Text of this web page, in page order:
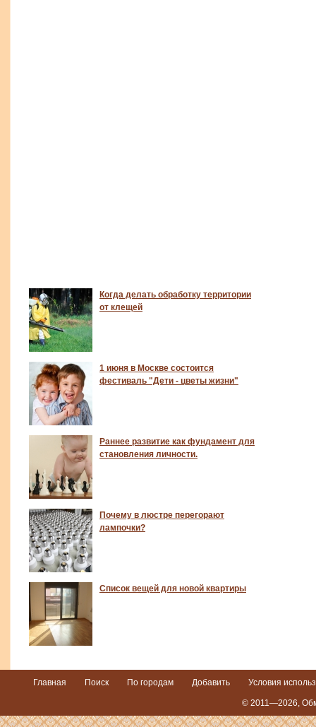
Когда делать обработку территории
от клещей
1 июня в Москве состоится
фестиваль "Дети - цветы жизни"
Раннее развитие как фундамент для
становления личности.
Почему в люстре перегорают
лампочки?
Список вещей для новой квартиры
Главная Поиск По городам Добавить Условия
© 2011—2026,